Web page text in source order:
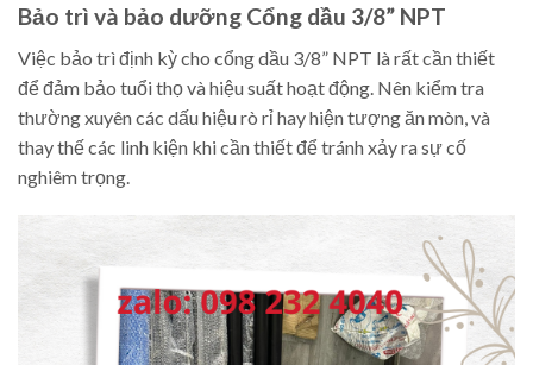
Bảo trì và bảo dưỡng Cổng dầu 3/8” NPT
Việc bảo trì định kỳ cho cổng dầu 3/8” NPT là rất cần thiết
để đảm bảo tuổi thọ và hiệu suất hoạt động. Nên kiểm tra
thường xuyên các dấu hiệu rò rỉ hay hiện tượng ăn mòn, và
thay thế các linh kiện khi cần thiết để tránh xảy ra sự cố
nghiêm trọng.